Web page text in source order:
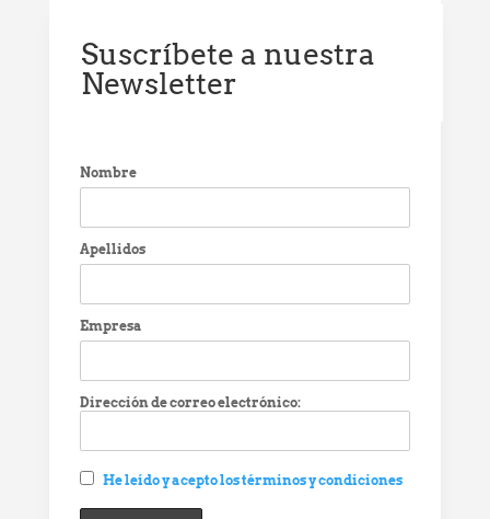
Suscríbete a nuestra
Newsletter
Nombre
Apellidos
Empresa
Dirección de correo electrónico:
He leído y acepto los términos y condiciones